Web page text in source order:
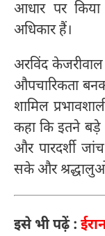
आधार पर
अधिकार हैं।
अरविंद
औपचारिकता
शामिल
कहा कि इतने बड़े
और पारदर्शी
सके और श्रद्धालुओं
इसे भी पढ़ें :